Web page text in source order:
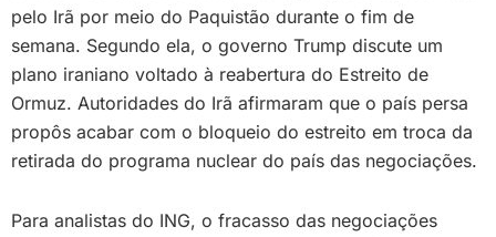
pelo Irã por meio do Paquistão durante o fim de
semana. Segundo ela, o governo Trump discute um
plano iraniano voltado à reabertura do Estreito de
Ormuz. Autoridades do Irã afirmaram que o país persa
propôs acabar com o bloqueio do estreito em troca da
retirada do programa nuclear do país das negociações.
Para analistas do ING, o fracasso das negociações